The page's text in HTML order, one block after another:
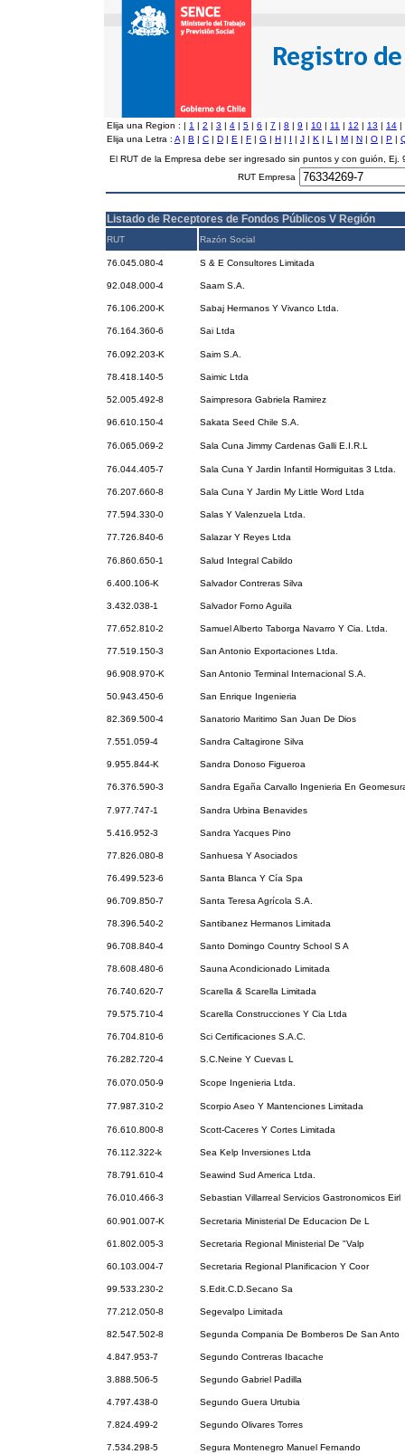
Elija una Region : | 1 | 2 | 3 | 4 | 5 | 6 | 7 | 8 | 9 | 10 | 11 | 12 | 13 | 14 |
Elija una Letra : A | B | C | D | E | F | G | H | I | J | K | L | M | N | O | P |
El RUT de la Empresa debe ser ingresado sin puntos y con guión, Ej.
RUT Empresa
Listado de Receptores de Fondos Públicos V Región
RUT Razón Social
76.045.080-4 S & E Consultores Limitada
92.048.000-4 Saam S.A.
76.106.200-K Sabaj Hermanos Y Vivanco Ltda.
76.164.360-6 Sai Ltda
76.092.203-K Saim S.A.
78.418.140-5 Saimic Ltda
52.005.492-8 Saimpresora Gabriela Ramirez
96.610.150-4 Sakata Seed Chile S.A.
76.065.069-2 Sala Cuna Jimmy Cardenas Galli E.I.R.L
76.044.405-7 Sala Cuna Y Jardin Infantil Hormiguitas 3 Ltda.
76.207.660-8 Sala Cuna Y Jardin My Little Word Ltda
77.594.330-0 Salas Y Valenzuela Ltda.
77.726.840-6 Salazar Y Reyes Ltda
76.860.650-1 Salud Integral Cabildo
6.400.106-K Salvador Contreras Silva
3.432.038-1 Salvador Forno Aguila
77.652.810-2 Samuel Alberto Taborga Navarro Y Cia. Ltda.
77.519.150-3 San Antonio Exportaciones Ltda.
96.908.970-K San Antonio Terminal Internacional S.A.
50.943.450-6 San Enrique Ingenieria
82.369.500-4 Sanatorio Maritimo San Juan De Dios
7.551.059-4 Sandra Caltagirone Silva
9.955.844-K Sandra Donoso Figueroa
76.376.590-3 Sandra Egaña Carvallo Ingenieria En
7.977.747-1 Sandra Urbina Benavides
5.416.952-3 Sandra Yacques Pino
77.826.080-8 Sanhuesa Y Asociados
76.499.523-6 Santa Blanca Y Cía Spa
96.709.850-7 Santa Teresa Agrícola S.A.
78.396.540-2 Santibanez Hermanos Limitada
96.708.840-4 Santo Domingo Country School S A
78.608.480-6 Sauna Acondicionado Limitada
76.740.620-7 Scarella & Scarella Limitada
79.575.710-4 Scarella Construcciones Y Cia Ltda
76.704.810-6 Sci Certificaciones S.A.C.
76.282.720-4 S.C.Neine Y Cuevas L
76.070.050-9 Scope Ingenieria Ltda.
77.987.310-2 Scorpio Aseo Y Mantenciones Limitada
76.610.800-8 Scott-Caceres Y Cortes Limitada
76.112.322-k Sea Kelp Inversiones Ltda
78.791.610-4 Seawind Sud America Ltda.
76.010.466-3 Sebastian Villarreal Servicios Gastronomicos Eirl
60.901.007-K Secretaria Ministerial De Educacion De L
61.802.005-3 Secretaria Regional Ministerial De "Valp
60.103.004-7 Secretaria Regional Planificacion Y Coor
99.533.230-2 S.Edit.C.D.Secano Sa
77.212.050-8 Segevalpo Limitada
82.547.502-8 Segunda Compania De Bomberos De San Anto
4.847.953-7 Segundo Contreras Ibacache
3.888.506-5 Segundo Gabriel Padilla
4.797.438-0 Segundo Guera Urtubia
7.824.499-2 Segundo Olivares Torres
7.534.298-5 Segura Montenegro Manuel Fernando